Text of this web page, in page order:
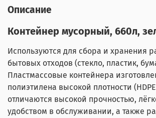
Описание
Контейнер мусорный, 660л,
Используются для сбора и хранения
бытовых отходов (стекло, пластик,
Пластмассовые контейнера
полиэтилена высокой плотности
отличаются высокой прочностью,
удобством в обслуживании, а также